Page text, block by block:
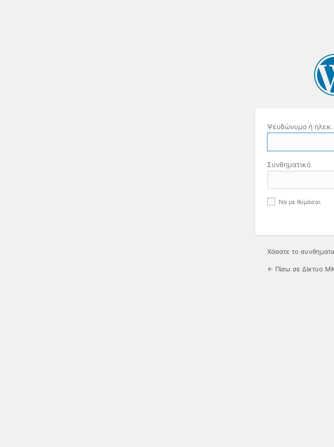
Ψευδώνυμο ή ηλεκ.
Συνθηματικό
Να με θυμάσαι
Χάσατε το
← Πίσω σε Δίκτυο